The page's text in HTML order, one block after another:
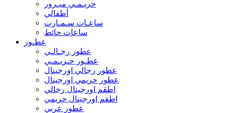
حريـمـي ميـرور
أطفالي
ساعـات سـمـارت
ساعات حائط
عطـور
عطور رجـالـي
عطـور حـريـمـي
عطور رجالي اورجينال
عطور حريمي اورجينال
اطقم اورجينال رجالي
اطقم اورجينال حريمي
عطور عربي